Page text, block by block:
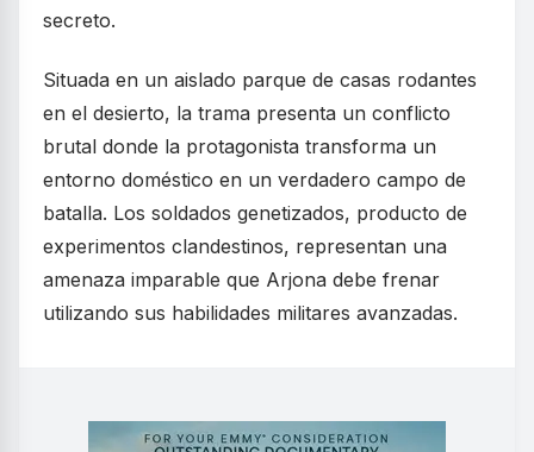
secreto.
Situada en un aislado parque de casas rodantes
en el desierto, la trama presenta un conflicto
brutal donde la protagonista transforma un
entorno doméstico en un verdadero campo de
batalla. Los soldados genetizados, producto de
experimentos clandestinos, representan una
amenaza imparable que Arjona debe frenar
utilizando sus habilidades militares avanzadas.